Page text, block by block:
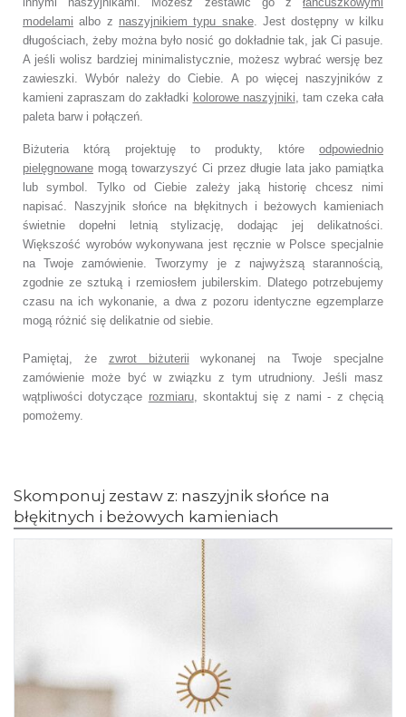
modelami albo z naszyjnikiem typu snake. Jest dostępny w kilku
długościach, żeby można było nosić go dokładnie tak, jak Ci pasuje.
A jeśli wolisz bardziej minimalistycznie, możesz wybrać wersję bez
zawieszki. Wybór należy do Ciebie. A po więcej naszyjników z
kamieni zapraszam do zakładki kolorowe naszyjniki, tam czeka cała
paleta barw i połączeń.
Biżuteria którą projektuję to produkty, które odpowiednio
pielęgnowane mogą towarzyszyć Ci przez długie lata jako pamiątka
lub symbol. Tylko od Ciebie zależy jaką historię chcesz nimi
napisać. Naszyjnik słońce na błękitnych i beżowych kamieniach
świetnie dopełni letnią stylizację, dodając jej delikatności.
Większość wyrobów wykonywana jest ręcznie w Polsce specjalnie
na Twoje zamówienie. Tworzymy je z najwyższą starannością,
zgodnie ze sztuką i rzemiosłem jubilerskim. Dlatego potrzebujemy
czasu na ich wykonanie, a dwa z pozoru identyczne egzemplarze
mogą różnić się delikatnie od siebie.
Pamiętaj, że zwrot biżuterii wykonanej na Twoje specjalne
zamówienie może być w związku z tym utrudniony. Jeśli masz
wątpliwości dotyczące rozmiaru, skontaktuj się z nami - z chęcią
pomożemy.
Skomponuj zestaw z: naszyjnik słońce na
błękitnych i beżowych kamieniach